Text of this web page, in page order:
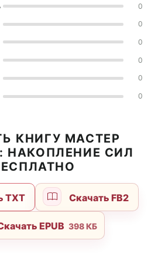
0
0
0
0
0
0
КНИГУ МАСТЕР
НАКОПЛЕНИЕ СИЛ
TXT Скачать FB2
EPUB 398 КБ